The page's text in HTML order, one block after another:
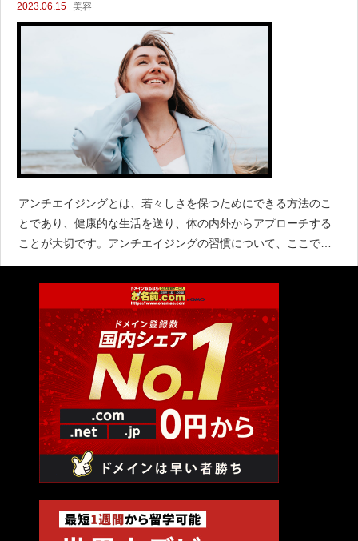
2023.06.15 美容
アンチエイジングとは、若々しさを保つためにできる方法のこ
とであり、健康的な生活を送り、体の内外からアプローチする
ことが大切です。アンチエイジングの習慣について、ここでは
健康的な食生活、運動、ストレスケア、睡眠、スキンケア、サ
プリメントの６つに分けて紹介していきます。１．健康的な